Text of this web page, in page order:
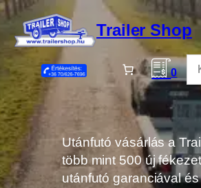
Ugrás
tartalomhoz
Trailer Shop
0
Utánfutó vásárlás a
több mint 500 új
utánfutó garanciával